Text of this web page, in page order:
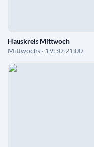
Hauskreis Mittwoch
Mittwochs · 19:30-21:00